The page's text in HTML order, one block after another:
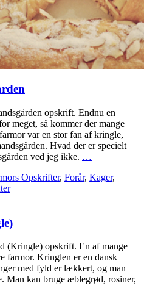
opskrift. Endnu en
meget, så kommer der mange
var en stor fan af kringle,
Hvad der er specielt
ved jeg ikke. …
Opskrifter, Forår, Kager,
(Kringle) opskrift. En af mange
farmor. Kringlen er en dansk
med fyld er lækkert, og man
Man kan bruge æblegrød, rosiner,